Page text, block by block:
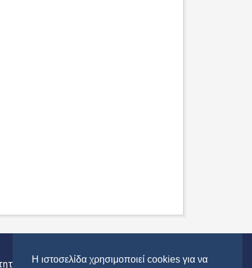
Η ιστοσελίδα χρησιμοποιεί cookies για να
Περιφέρεια Αττικής